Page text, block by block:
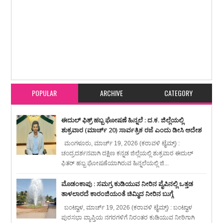
POPULAR ARCHIVE CATEGORY
ಈದುಲ್ ಫಿತ್ರ್ ಹಬ್ಬ ಘೋಷಣೆ ಹಿನ್ನಲೆ : ದ.ಕ. ಜಿಲ್ಲೆಯಲ್ಲಿ
ಶುಕ್ರವಾರ (ಮಾರ್ಚ್ 20) ಸಾರ್ವತ್ರಿಕ ರಜೆ ಎಂದು ಡೀಸಿ ಆದೇಶ
ಮಂಗಳೂರು, ಮಾರ್ಚ್ 19, 2026 (ಕರಾವಳಿ ಟೈಮ್ಸ್) :
ಚಂದ್ರದರ್ಶನವಾಗಿ ದಕ್ಷಿಣ ಕನ್ನಡ ಜಿಲ್ಲೆಯಲ್ಲಿ ಶುಕ್ರವಾರ ಈದುಲ್
ಫಿತರ್ ಹಬ್ಬ ಘೋಷಣೆಯಾಗಿರುವ ಹಿನ್ನಲೆಯಲ್ಲಿ ಜಿ...
ಮೊಡಂಕಾಪು : ಸಮಗ್ರ ಕುಡಿಯುವ ನೀರಿನ ಪೈಪಿನಲ್ಲಿ ಒತ್ತಡ
ತಾಳಲಾರದೆ ಕಾರಂಜಿಯಂತೆ ಚಿಮ್ಮಿದ ನೀರಿನ ಬುಗ್ಗೆ
ಬಂಟ್ವಾಳ, ಮಾರ್ಚ್ 19, 2026 (ಕರಾವಳಿ ಟೈಮ್ಸ್) : ಬಂಟ್ವಾಳ
ಪುರಸಭಾ ವ್ಯಾಪ್ತಿಯ ನಗರಗಳಿಗೆ ನಿರಂತರ ಕುಡಿಯುವ ನೀರಿಗಾಗಿ